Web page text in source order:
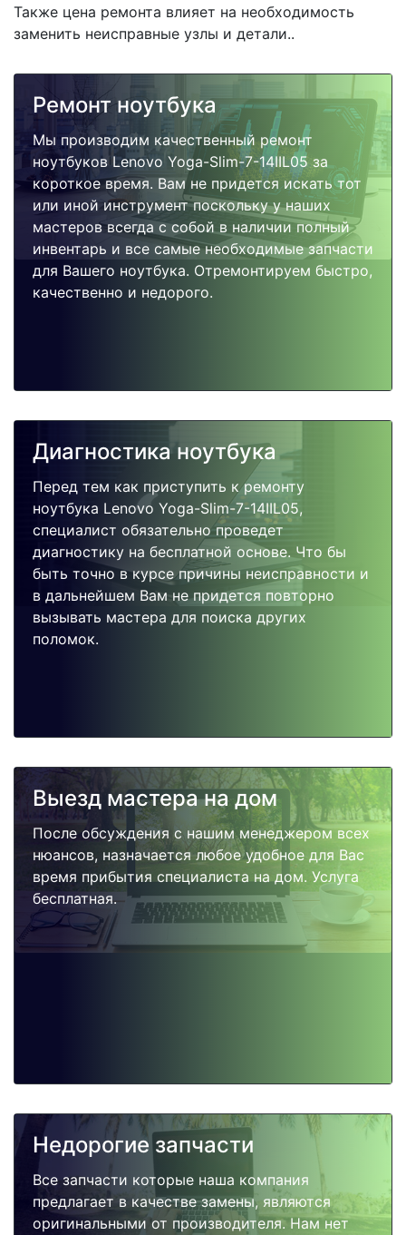
Также цена ремонта влияет на необходимость
заменить неисправные узлы и детали..
Ремонт ноутбука
Мы производим качественный ремонт
ноутбуков Lenovo Yoga-Slim-7-14IIL05 за
короткое время. Вам не придется искать тот
или иной инструмент поскольку у наших
мастеров всегда с собой в наличии полный
инвентарь и все самые необходимые запчасти
для Вашего ноутбука. Отремонтируем быстро,
качественно и недорого.
Диагностика ноутбука
Перед тем как приступить к ремонту
ноутбука Lenovo Yoga-Slim-7-14IIL05,
специалист обязательно проведет
диагностику на бесплатной основе. Что бы
быть точно в курсе причины неисправности и
в дальнейшем Вам не придется повторно
вызывать мастера для поиска других
поломок.
Выезд мастера на дом
После обсуждения с нашим менеджером всех
нюансов, назначается любое удобное для Вас
время прибытия специалиста на дом. Услуга
бесплатная.
Недорогие запчасти
Все запчасти которые наша компания
предлагает в качестве замены, являются
оригинальными от производителя. Нам нет